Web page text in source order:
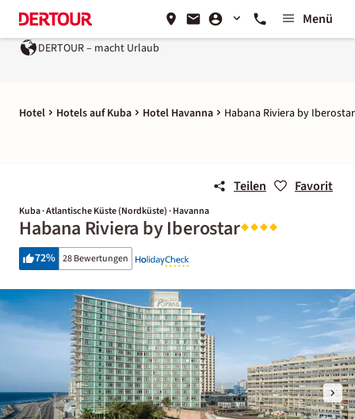
Menü
DERTOUR – macht Urlaub
Hotel Hotels auf Kuba Hotel Havanna Habana Riviera by Iberostar
Teilen Favorit
Kuba · Atlantische Küste (Nordküste) · Havanna
Habana Riviera by Iberostar
72% 28 Bewertungen